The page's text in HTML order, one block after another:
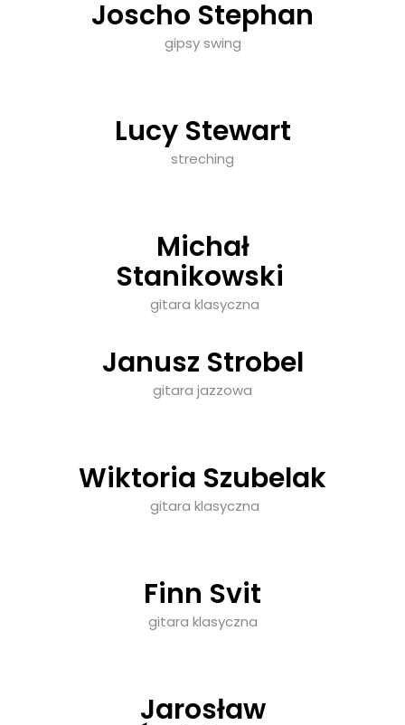
Joscho Stephan
gipsy swing
Lucy Stewart
streching
Michał
Stanikowski
gitara klasyczna
Janusz Strobel
gitara jazzowa
Wiktoria Szubelak
gitara klasyczna
Finn Svit
gitara klasyczna
Jarosław